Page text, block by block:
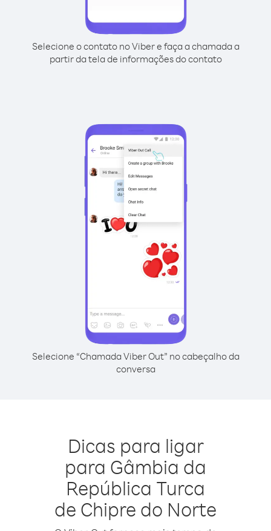
Selecione o contato no Viber e faça a chamada a
partir da tela de informações do contato
Selecione “Chamada Viber Out” no cabeçalho da
conversa
Dicas para ligar
para Gâmbia da
República Turca
de Chipre do Norte